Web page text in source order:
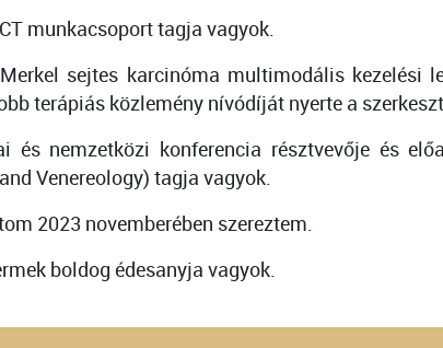
munkacsoport tagja vagyok.
sejtes karcinóma multimodális kezelési
terápiás közlemény nívódíját nyerte a
és nemzetközi konferencia résztvevője és
Venereology) tagja vagyok.
2023 novemberében szereztem.
boldog édesanyja vagyok.